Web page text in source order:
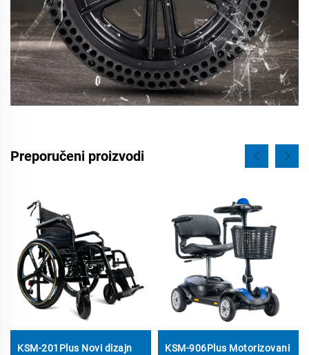
Preporučeni proizvodi
KSM-201Plus Novi dizajn
KSM-906Plus Motorizovani